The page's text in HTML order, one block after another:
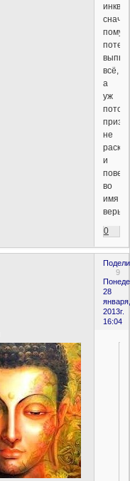
всё,
а
уж
потом
не
и
во
имя
веры?
0
9
28
января,
2013г.
16:04